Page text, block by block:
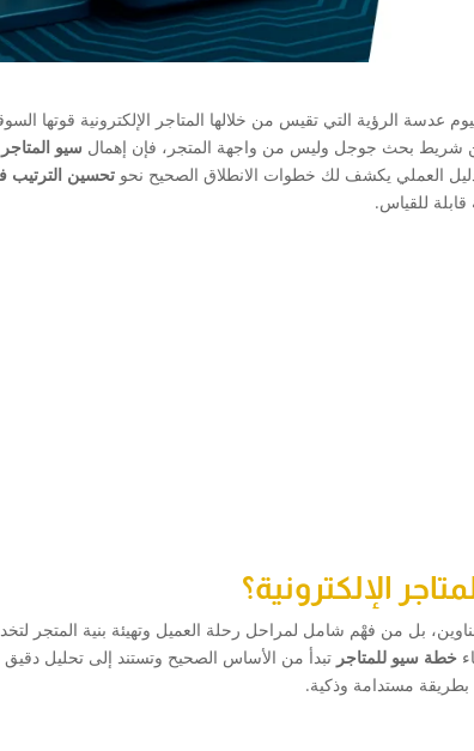
الرؤية التي تقيس من خلالها المتاجر الإلكترونية قوتها
من شريط بحث جوجل وليس من واجهة المتجر، فإن إهمال سيو المتاجر
العملي يكشف لك خطوات الانطلاق الصحيح نحوتحسين الترتيب
للقياس.
الإلكترونية؟
بل من فهْم شامل لمراحل رحلة العميل وتهيئة بنية المتجر
خطة سيو للمتاجر تبدأ من الأساس الصحيح وتستند إلى تحليل دقيق
بطريقة مستدامة وذكية.